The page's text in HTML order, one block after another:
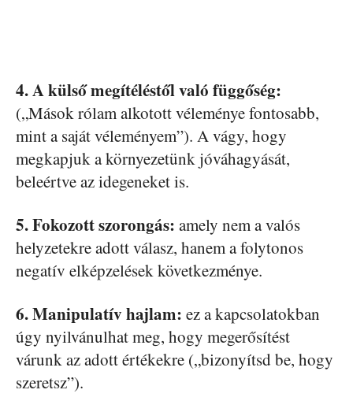
4. A külső megítéléstől való függőség:
(„Mások rólam alkotott véleménye fontosabb,
mint a saját véleményem”). A vágy, hogy
megkapjuk a környezetünk jóváhagyását,
beleértve az idegeneket is.
5. Fokozott szorongás: amely nem a valós
helyzetekre adott válasz, hanem a folytonos
negatív elképzelések következménye.
6. Manipulatív hajlam: ez a kapcsolatokban
úgy nyilvánulhat meg, hogy megerősítést
várunk az adott értékekre („bizonyítsd be, hogy
szeretsz”).